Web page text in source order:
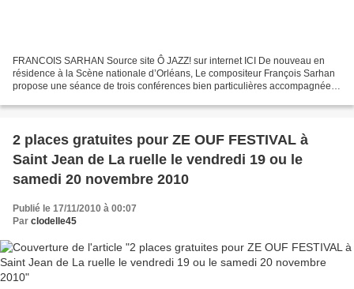
FRANCOIS SARHAN Source site Ô JAZZ! sur internet ICI De nouveau en
résidence à la Scène nationale d’Orléans, Le compositeur François Sarhan
propose une séance de trois conférences bien particulières accompagnées
2 places gratuites pour ZE OUF FESTIVAL à
Saint Jean de La ruelle le vendredi 19 ou le
samedi 20 novembre 2010
Publié le 17/11/2010 à 00:07
Par clodelle45